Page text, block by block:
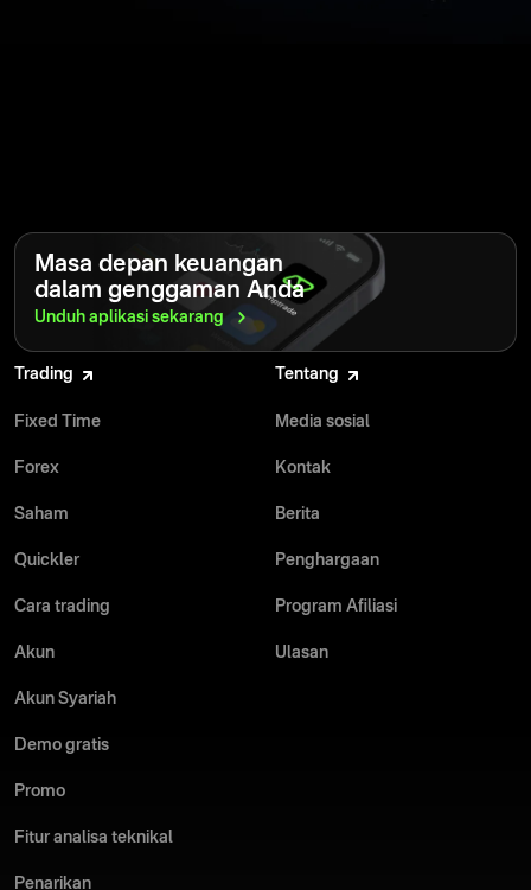
Masa depan keuangan
dalam genggaman Anda
Unduh aplikasi sekarang
Trading
Fixed Time
Forex
Saham
Quickler
Cara trading
Akun
Akun Syariah
Demo gratis
Promo
Fitur analisa teknikal
Penarikan
Tentang
Media sosial
Kontak
Berita
Penghargaan
Program Afiliasi
Ulasan